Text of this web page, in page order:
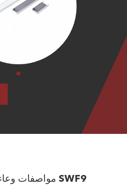
مواصفات وعاء مستطيل مغناطيس SWF9